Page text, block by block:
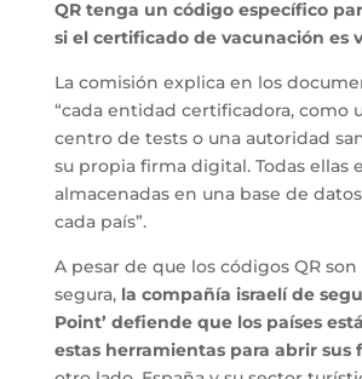
QR tenga un código específico
si el certificado de vacunación es
La comisión explica en los
“cada entidad certificadora, como
centro de tests o una autoridad
su propia firma digital. Todas ellas
almacenadas en una base de
cada país”.
A pesar de que los códigos QR
segura, la compañía israelí de
Point’ defiende que los países
estas herramientas para abrir sus